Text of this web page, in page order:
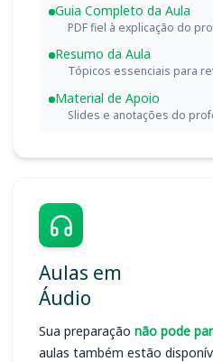
Guia Completo da Aula
PDF fiel à explicação do
Resumo da Aula
Tópicos essenciais para
Material de Apoio
Slides e anotações do
Aulas em
Áudio
Sua preparação não pode
aulas também estão